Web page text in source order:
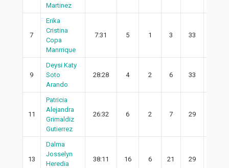
Martinez
7
Erika
Cristina
Copa
Manrrique
7:31 5 1 3 33
9
Deysi Katy
Soto
Arando
28:28 4 2 6 33
11
Patricia
Alejandra
Grimaldiz
Gutierrez
26:32 6 2 7 29
13
Dalma
Josselyn
Heredia
38:11 16 6 21 29